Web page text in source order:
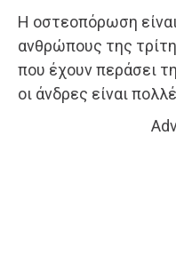
Η οστεοπόρωση
ανθρώπους της
που έχουν περάσει
οι άνδρες είναι